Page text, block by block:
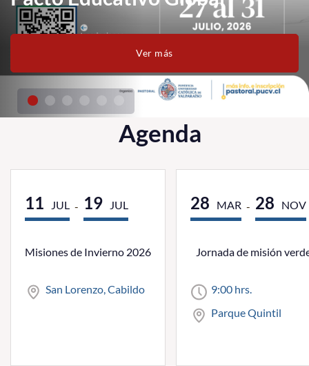
Ver más
Agenda
11 JUL - 19 JUL
Misiones de Invierno 2026
San Lorenzo, Cabildo
28 MAR - 28 NOV
Jornada de misión
9:00 hrs.
Parque Quintil